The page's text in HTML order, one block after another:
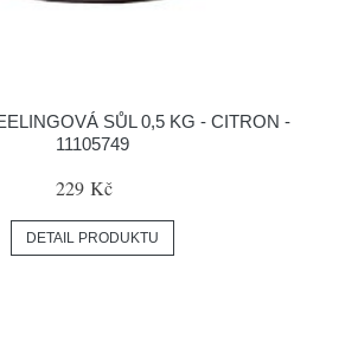
SŮL 0,5 KG - CITRON -
11105749
229 Kč
DETAIL PRODUKTU